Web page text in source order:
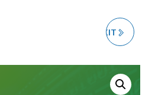
AL
CERTIFICAZIONE PEKIT